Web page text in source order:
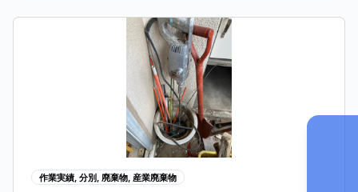
作業実績, 分別, 廃棄物, 産業廃棄物